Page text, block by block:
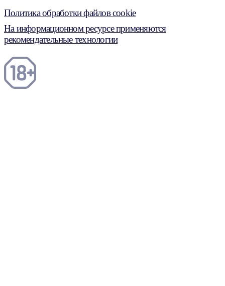
Политика обработки файлов cookie
На информационном ресурсе применяются
рекомендательные технологии